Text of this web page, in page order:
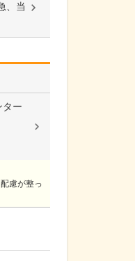
、当
ター
慮が整っ